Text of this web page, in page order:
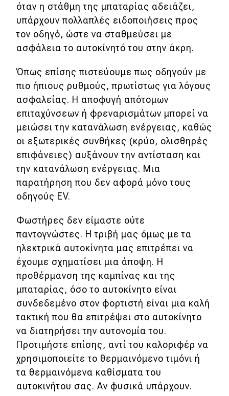
όταν η στάθμη της μπαταρίας αδειάζει,
υπάρχουν πολλαπλές ειδοποιήσεις προς
τον οδηγό, ώστε να σταθμεύσει με
ασφάλεια το αυτοκίνητό του στην άκρη.
Όπως επίσης πιστεύουμε πως οδηγούν με
πιο ήπιους ρυθμούς, πρωτίστως για λόγους
ασφαλείας. Η αποφυγή απότομων
επιταχύνσεων ή φρεναρισμάτων μπορεί να
μειώσει την κατανάλωση ενέργειας, καθώς
οι εξωτερικές συνθήκες (κρύο, ολισθηρές
επιφάνειες) αυξάνουν την αντίσταση και
την κατανάλωση ενέργειας. Μια
παρατήρηση που δεν αφορά μόνο τους
οδηγούς EV.
Φωστήρες δεν είμαστε ούτε
παντογνώστες. Η τριβή μας όμως με τα
ηλεκτρικά αυτοκίνητα μας επιτρέπει να
έχουμε σχηματίσει μια άποψη. Η
προθέρμανση της καμπίνας και της
μπαταρίας, όσο το αυτοκίνητο είναι
συνδεδεμένο στον φορτιστή είναι μια καλή
τακτική που θα επιτρέψει στο αυτοκίνητο
να διατηρήσει την αυτονομία του.
Προτιμήστε επίσης, αντί του καλοριφέρ να
χρησιμοποιείτε το θερμαινόμενο τιμόνι ή
τα θερμαινόμενα καθίσματα του
αυτοκινήτου σας. Αν φυσικά υπάρχουν.